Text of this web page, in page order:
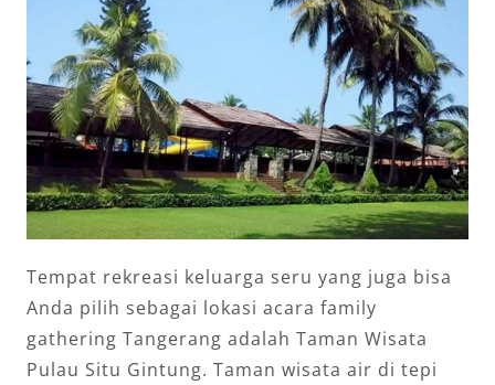
Tempat rekreasi keluarga seru yang juga bisa
Anda pilih sebagai lokasi acara family
gathering Tangerang adalah Taman Wisata
Pulau Situ Gintung. Taman wisata air di tepi